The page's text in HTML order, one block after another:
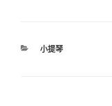
分
小提琴